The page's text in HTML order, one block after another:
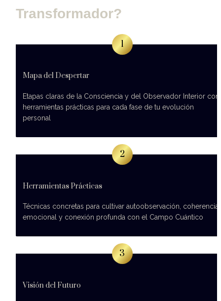
Transformador?
1
Mapa del Despertar
Etapas claras de la Consciencia y del Observador Interior con
herramientas prácticas para cada fase de tu evolución
personal
2
Herramientas Prácticas
Técnicas concretas para cultivar autoobservación, coherencia
emocional y conexión profunda con el Campo Cuántico
3
Visión del Futuro